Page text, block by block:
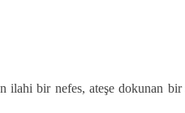
bir nefes, ateşe dokunan bir